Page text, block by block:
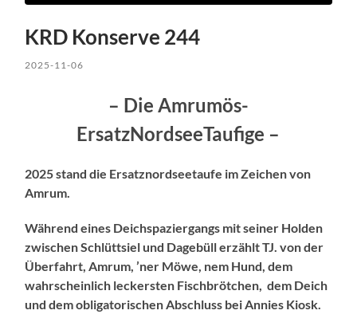
KRD Konserve 244
2025-11-06
– Die Amrumös-
ErsatzNordseeTaufige –
2025 stand die Ersatznordseetaufe im Zeichen von
Amrum.
Während eines Deichspaziergangs mit seiner Holden
zwischen Schlüttsiel und Dagebüll erzählt TJ. von der
Überfahrt, Amrum, ’ner Möwe, nem Hund, dem
wahrscheinlich leckersten Fischbrötchen, dem Deich
und dem obligatorischen Abschluss bei Annies Kiosk.